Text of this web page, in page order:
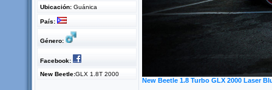
Ubicación: Guánica
País:
Género:
Facebook:
New Beetle:GLX 1.8T 2000
New Beetle 1.8 Turbo GLX 2000 Laser